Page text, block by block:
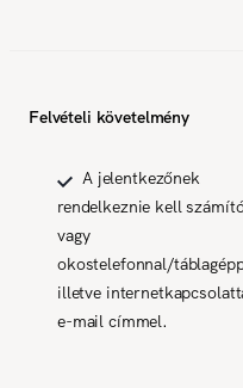
Felvételi követelmény
A jelentkezőnek
rendelkeznie kell
vagy
okostelefonnal/
illetve
e-mail címmel.